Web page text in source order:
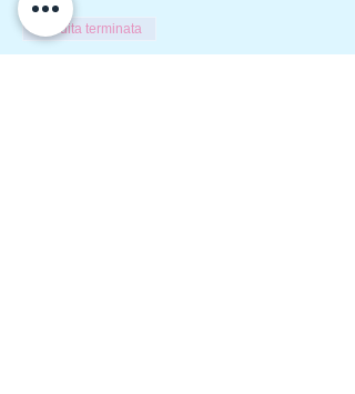
Vendita terminata